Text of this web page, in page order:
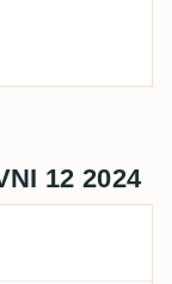
12 2024